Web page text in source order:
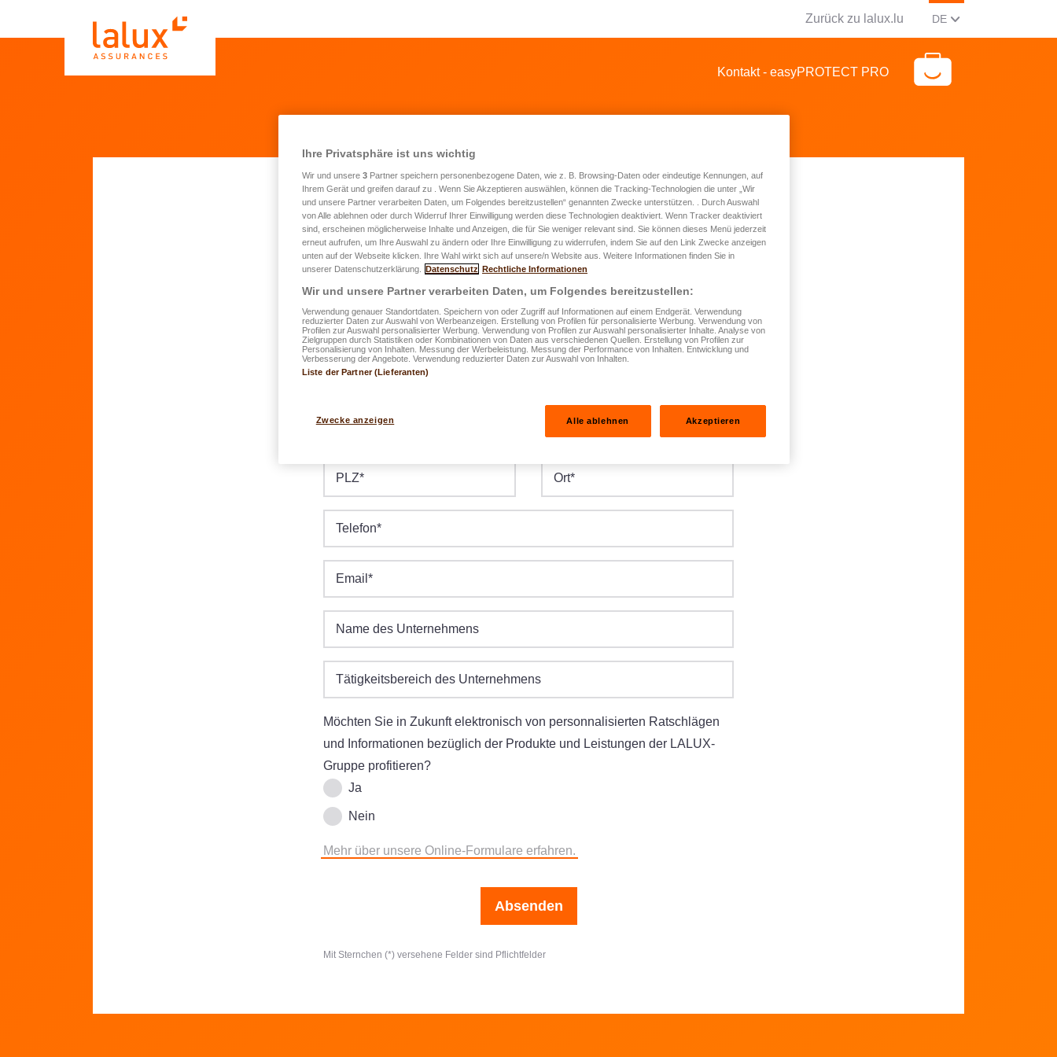
Zurück zu lalux.lu AKTUELLE SPRACHE
DE(DEUTSCH)
Kontakt - easyPROTECT PRO
Beratungsanfrage easyPROTECT PRO
Vorname*
Name*
Geburtsdatum*
Straße/Nr.*
PLZ* Ort*
Telefon*
Email *
Name des Unternehmens
Tätigkeitsbereich des Unternehmens
Möchten Sie in Zukunft elektronisch von personnalisierten Ratschlägen
und Informationen bezüglich der Produkte und Leistungen der LALUX-
Gruppe profitieren?
Ja
Nein
Mehr über unsere Online-Formulare erfahren.
Absenden
Mit Sternchen (*) versehene Felder sind Pflichtfelder
Ihre Privatsphäre ist uns wichtig
Wir und unsere 3 Partner speichern personenbezogene Daten, wie z. B. Browsing-Daten oder eindeutige Kennungen, auf
Ihrem Gerät und greifen darauf zu . Wenn Sie Akzeptieren auswählen, können die Tracking-Technologien die unter „Wir
und unsere Partner verarbeiten Daten, um Folgendes bereitzustellen“ genannten Zwecke unterstützen. . Durch Auswahl
von Alle ablehnen oder durch Widerruf Ihrer Einwilligung werden diese Technologien deaktiviert. Wenn Tracker deaktiviert
sind, erscheinen möglicherweise Inhalte und Anzeigen, die für Sie weniger relevant sind. Sie können dieses Menü jederzeit
erneut aufrufen, um Ihre Auswahl zu ändern oder Ihre Einwilligung zu widerrufen, indem Sie auf den Link Zwecke anzeigen
unten auf der Webseite klicken. Ihre Wahl wirkt sich auf unsere/n Website aus. Weitere Informationen finden Sie in
unserer Datenschutzerklärung.
Datenschutz Rechtliche Informationen
Wir und unsere Partner verarbeiten Daten, um Folgendes bereitzustellen:
Verwendung genauer Standortdaten. Speichern von oder Zugriff auf Informationen auf einem Endgerät. Verwendung
reduzierter Daten zur Auswahl von Werbeanzeigen. Erstellung von Profilen für personalisierte Werbung. Verwendung von
Profilen zur Auswahl personalisierter Werbung. Verwendung von Profilen zur Auswahl personalisierter Inhalte. Analyse von
Zielgruppen durch Statistiken oder Kombinationen von Daten aus verschiedenen Quellen. Erstellung von Profilen zur
Personalisierung von Inhalten. Messung der Werbeleistung. Messung der Performance von Inhalten. Entwicklung und
Verbesserung der Angebote. Verwendung reduzierter Daten zur Auswahl von Inhalten.
Liste der Partner (Lieferanten)
Zwecke anzeigen Alle ablehnen Akzeptieren